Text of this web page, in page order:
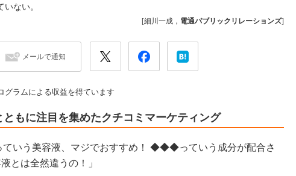
ない。
[細川一成， 電通パブリックリレーションズ]
メールで通知
ラムによる収益を得ています
もに注目を集めたクチコミマーケティング
いう美容液、マジでおすすめ！ ◆◆◆っていう成分が配合さ
とは全然違うの！」